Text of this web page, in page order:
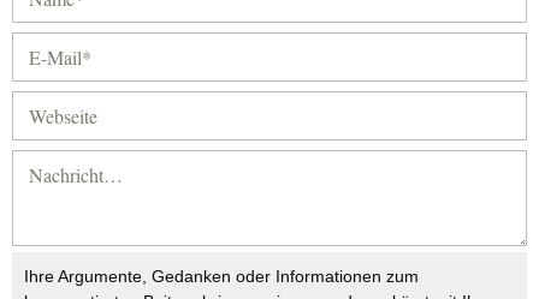
Ihre Argumente, Gedanken oder Informationen zum